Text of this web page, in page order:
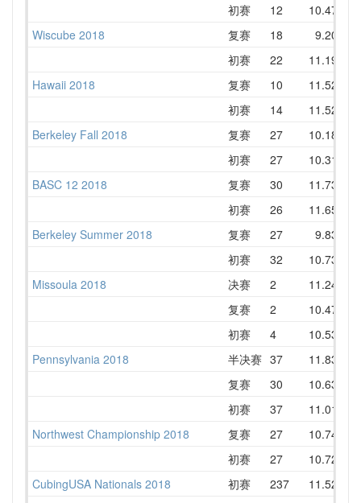
初赛
12 10.47
Wiscube 2018
复赛 18 9.20
初赛
22 11.19
Hawaii 2018
复赛 10 11.52
初赛
14 11.52
Berkeley Fall 2018
复赛 27 10.18
初赛
27 10.31
BASC 12 2018
复赛 30 11.73
初赛
26 11.65
Berkeley Summer 2018
复赛 27 9.83
初赛
32 10.73
Missoula 2018
决赛 2 11.24
复赛
2 10.47
初赛
4 10.53
Pennsylvania 2018
半决赛 37 11.83
复赛
30 10.63
初赛
37 11.01
Northwest Championship 2018
复赛 27 10.74
初赛
27 10.72
CubingUSA Nationals 2018
初赛 237 11.52